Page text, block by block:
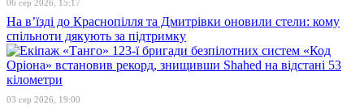
06 сер 2026, 15:17
На в’їзді до Краснопілля та Дмитрівки оновили стели: кому
спільноти дякують за підтримку
03 сер 2026, 19:00